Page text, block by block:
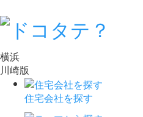
横浜
川崎版
住宅会社を探す